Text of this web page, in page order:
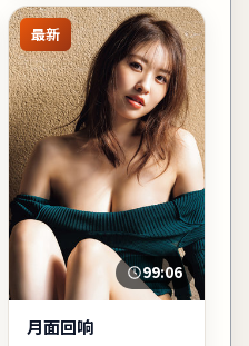
最新
99:06
月面回响